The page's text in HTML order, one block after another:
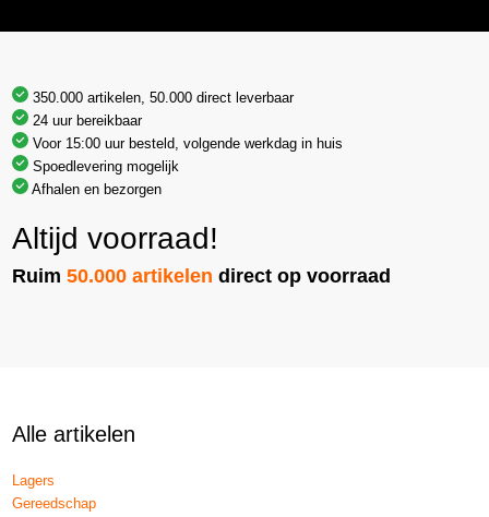
350.000 artikelen, 50.000 direct leverbaar
24 uur bereikbaar
Voor 15:00 uur besteld, volgende werkdag in huis
Spoedlevering mogelijk
Afhalen en bezorgen
Altijd voorraad!
Ruim50.000 artikelen direct op voorraad
Alle artikelen
Lagers
Gereedschap